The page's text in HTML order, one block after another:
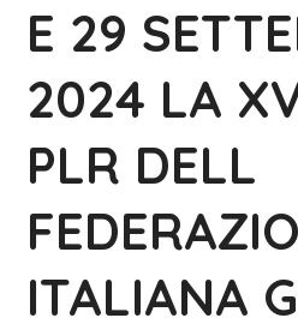
E 29
2024 LA
PLR DELL
ITALIANA